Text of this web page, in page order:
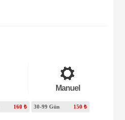
Manuel
160 ₺ 30-99 Gün 150 ₺